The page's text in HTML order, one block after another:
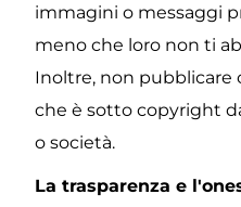
immagini o messaggi
meno che loro non ti
Inoltre, non pubblicare
che è sotto copyright
o società.
La trasparenza e